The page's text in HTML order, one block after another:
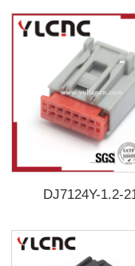
DJ7124Y-1.2-